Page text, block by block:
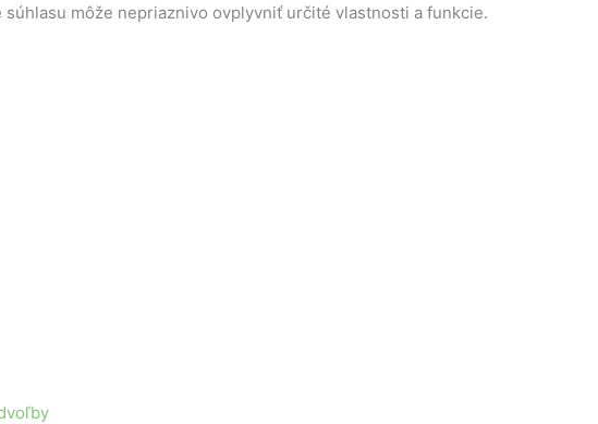
môže nepriaznivo ovplyvniť určité vlastnosti a funkcie.